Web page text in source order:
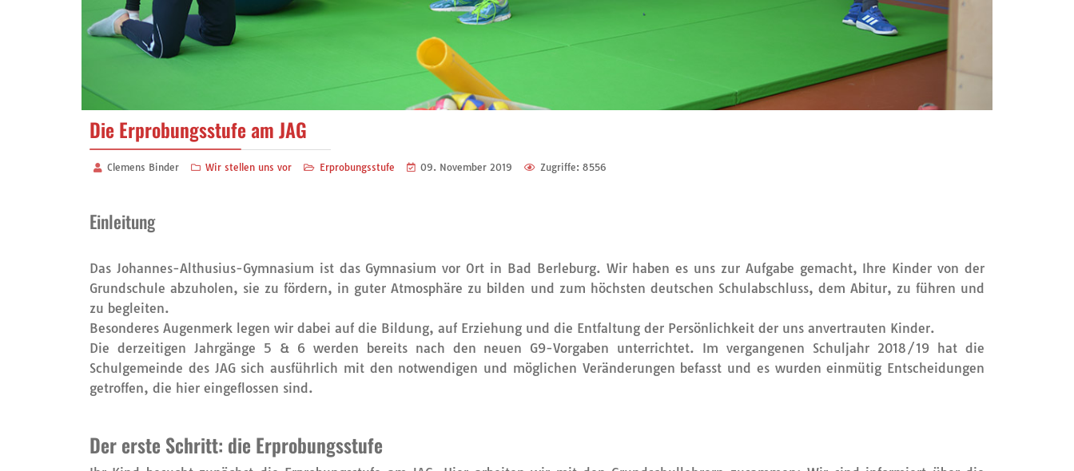
Die Erprobungsstufe am JAG
Clemens Binder Wir stellen uns vor Erprobungsstufe 09. November 2019 Zugriffe: 8556
Einleitung
Das Johannes-Althusius-Gymnasium ist das Gymnasium vor Ort in Bad Berleburg. Wir haben es uns zur Aufgabe gemacht, Ihre Kinder von der
Grundschule abzuholen, sie zu fördern, in guter Atmosphäre zu bilden und zum höchsten deutschen Schulabschluss, dem Abitur, zu führen und
zu begleiten.
Besonderes Augenmerk legen wir dabei auf die Bildung, auf Erziehung und die Entfaltung der Persönlichkeit der uns anvertrauten Kinder.
Die derzeitigen Jahrgänge 5 & 6 werden bereits nach den neuen G9-Vorgaben unterrichtet. Im vergangenen Schuljahr 2018/19 hat die
Schulgemeinde des JAG sich ausführlich mit den notwendigen und möglichen Veränderungen befasst und es wurden einmütig Entscheidungen
getroffen, die hier eingeflossen sind.
Der erste Schritt: die Erprobungsstufe